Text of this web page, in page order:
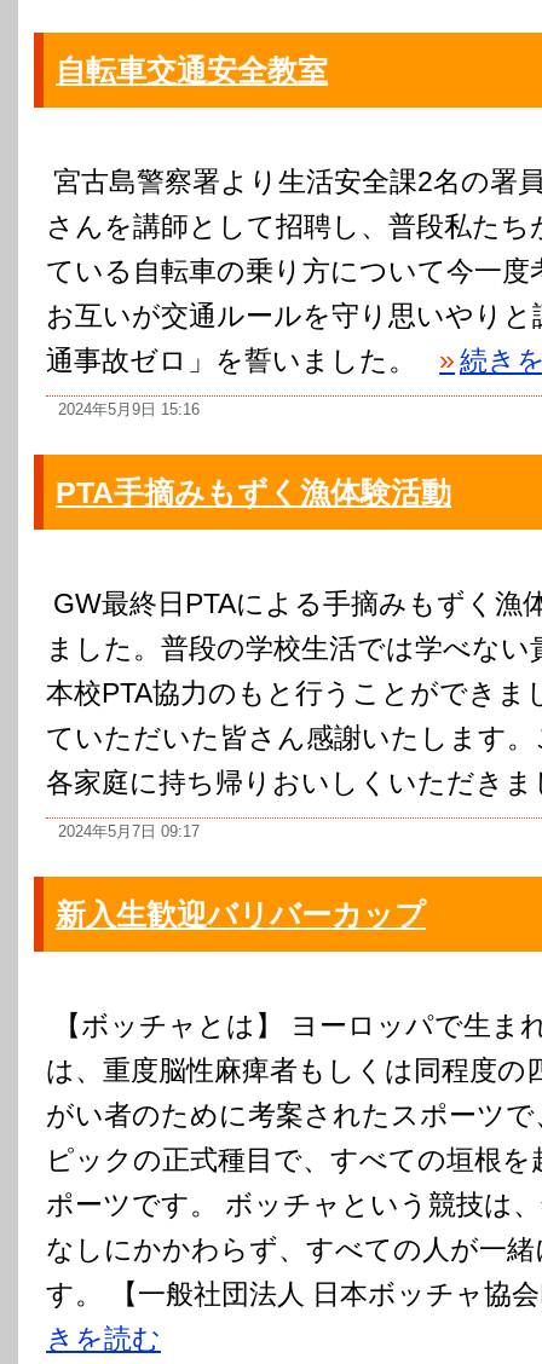
自転車交通安全教室
宮古島警察署より生活安全課2名の署
さんを講師として招聘し、普段私たち
ている自転車の乗り方について今一度
お互いが交通ルールを守り思いやり
通事故ゼロ」を誓いました。
»続き
2024年5月9日 15:16
PTA手摘みもずく漁体験活動
GW最終日PTAによる手摘みもずく漁
ました。普段の学校生活では学べない
本校PTA協力のもと行うことができま
ていただいた皆さん感謝いたします
各家庭に持ち帰りおいしくいただき
2024年5月7日 09:17
新入生歓迎バリバーカップ
【ボッチャとは】 ヨーロッパで生ま
は、重度脳性麻痺者もしくは同程度の
がい者のために考案されたスポーツ
ピックの正式種目で、すべての垣根
ポーツです。 ボッチャという競技は
なしにかかわらず、すべての人が一
す。 【一般社団法人 日本ボッチャ協
きを読む